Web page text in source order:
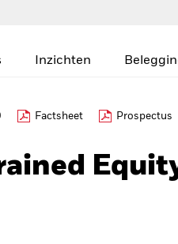
Inzichten
Factsheet Prospectus